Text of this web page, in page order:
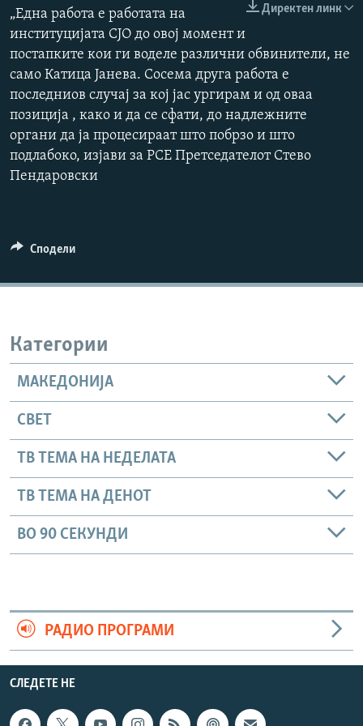
РСЕ веб страници
Директен линк
„Една работа е работата на
институцијата СЈО до овој момент и
постапките кои ги воделе различни обвинители, не
само Катица Јанева. Сосема друга работа е
последниов случај за кој јас ургирам и од оваа
позиција , како и да се сфати, до надлежните
органи да ја процесираат што побрзо и што
подлабоко, изјави за РСЕ Претседателот Стево
Пендаровски
Сподели
Категории
МАКЕДОНИЈА
СВЕТ
ТВ ТЕМА НА НЕДЕЛАТА
ТВ ТЕМА НА ДЕНОТ
ВО 90 СЕКУНДИ
РАДИО ПРОГРАМИ
СЛЕДЕТЕ НЕ